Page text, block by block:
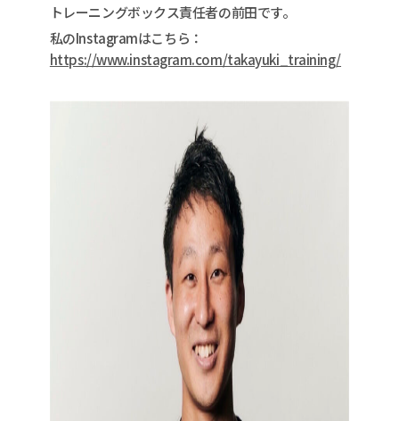
トレーニングボックス責任者の前田です。
私のInstagramはこちら：
https://www.instagram.com/takayuki_training/